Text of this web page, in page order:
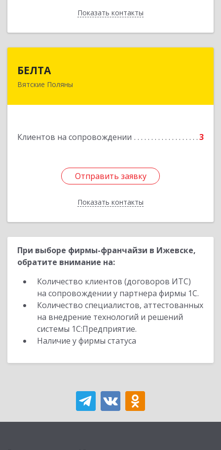
Показать контакты
Назад
БЕЛТА
Вятские Поляны
Клиентов на сопровождении 3
Отправить заявку
Показать контакты
612960, Кировская обл, Вятские Поляны г,
Отправить заявку
Назад
При выборе фирмы-франчайзи в Ижевске,
обратите внимание на:
Количество клиентов (договоров ИТС)
на сопровождении у партнера фирмы 1С.
Количество специалистов, аттестованных
на внедрение технологий и решений
системы 1С:Предприятие.
Наличие у фирмы статуса